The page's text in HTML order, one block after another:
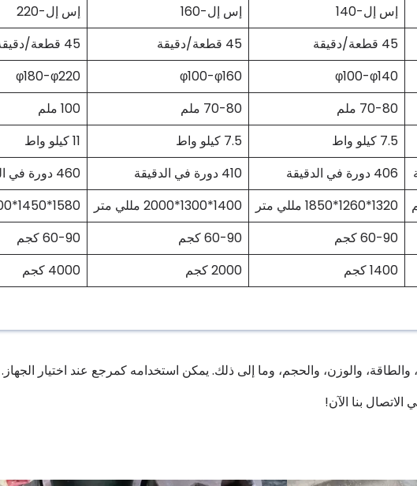
إس إل-140 إس إل-160
إس إل-220
45 قطعة/دقيقة 45 قطعة/دقيقة
45 قطعة/دقيقة
φ100-φ140
φ100-φ160
φ180-φ220
70-80 ملم 70-80 ملم
100 ملم
7.5 كيلو واط 7.5 كيلو واط
11 كيلو واط
406 دورة في الدقيقة 410 دورة في الدقيقة
460 دورة في الدقيقة
1320*1260*1850 مللي متر 1400*1300*2000 مللي متر
1580*1450*2200 مللي متر
60-90 كجم 60-90 كجم
60-90 كجم
1400 كجم 2000 كجم 4000 كجم
والطاقة، والوزن، والحجم، وما إلى ذلك. يمكن استخدامه كمرجع عند اختيار الجهاز.
بنا الآن!